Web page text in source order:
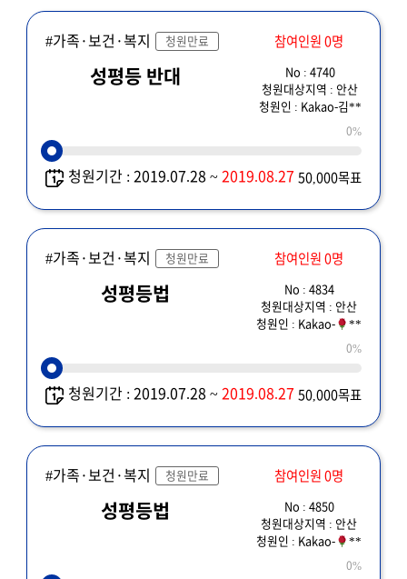
#가족·보건·복지 청원만료 참여인원 0명
성평등 반대
No : 4740
청원대상지역 : 안산
청원인 : Kakao-김**
0%
청원기간 : 2019.07.28 ~2019.08.27 50,000목표
#가족·보건·복지 청원만료 참여인원 0명
성평등법
No : 4834
청원대상지역 : 안산
청원인 : Kakao-
**
0%
청원기간 : 2019.07.28 ~2019.08.27 50,000목표
#가족·보건·복지 청원만료 참여인원 0명
성평등법
No : 4850
청원대상지역 : 안산
청원인 : Kakao-
**
0%